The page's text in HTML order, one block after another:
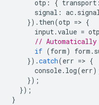
otp : { transport :
signal : ac.
}). then(otp => {
input.value = otp
// Automatically
if (form) form .
}).catch(err => {
console. log(err
});
});
}